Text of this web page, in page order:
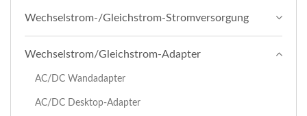
Wechselstrom-/Gleichstrom-Stromversorgung
Wechselstrom/Gleichstrom-Adapter
AC/DC Wandadapter
AC/DC Desktop-Adapter